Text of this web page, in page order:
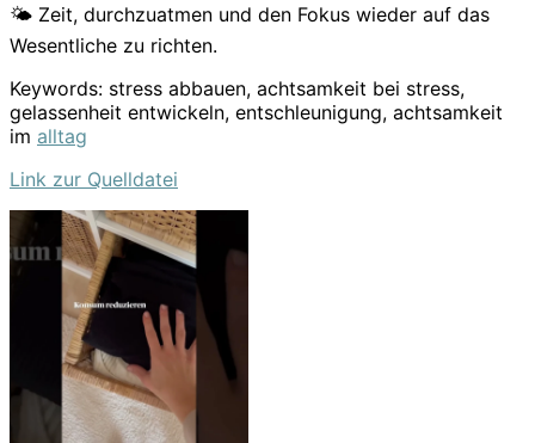
🌤️ Zeit, durchzuatmen und den Fokus wieder auf das
Wesentliche zu richten.
Keywords: stress abbauen, achtsamkeit bei stress,
gelassenheit entwickeln, entschleunigung, achtsamkeit
im alltag
Link zur Quelldatei